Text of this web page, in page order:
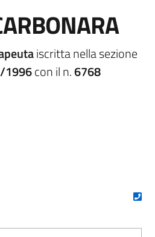
iscritta nella sezione
con il n.6768